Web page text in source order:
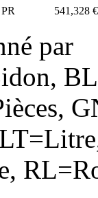
PR 541,328 €
par